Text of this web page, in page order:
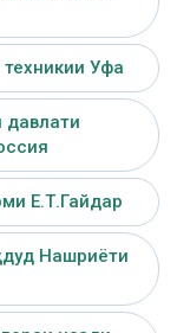
Уфа
давлати
Е.Т.Гайдар
Нашриёти